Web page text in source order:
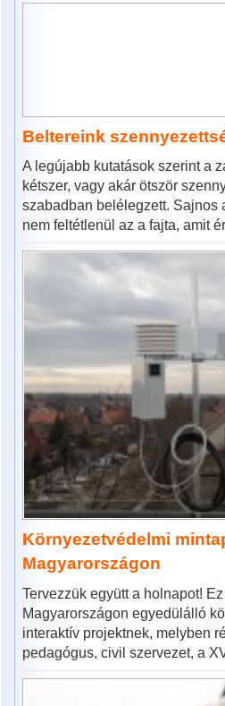
Beltereink
A legújabb kutatások szerint a
kétszer, vagy akár ötször
szabadban belélegzett. Sajnos
nem feltétlenül az a fajta, amit
Környezetvédelmi
Magyarországon
Tervezzük együtt a holnapot!
Magyarországon egyedülálló
interaktív projektnek, melyben
pedagógus, civil szervezet, a